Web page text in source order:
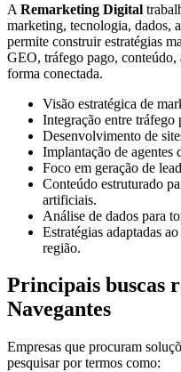
A Remarketing Digital
marketing, tecnologia, dados,
permite construir estratégias
GEO, tráfego pago, conteúdo,
forma conectada.
Visão estratégica de
Integração entre
Desenvolvimento de
Implantação de agentes
Foco em geração de
Conteúdo estruturado
artificiais.
Análise de dados para
Estratégias adaptadas
região.
Principais buscas
Navegantes
Empresas que procuram
pesquisar por termos como: